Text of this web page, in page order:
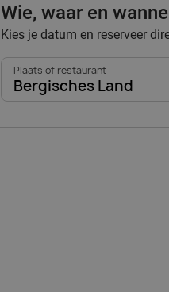
Wie, waar en
Kies je datum en reserveer
Plaats of restaurant
Bergisches Land